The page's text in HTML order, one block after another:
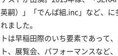
英嗣）」「でんぱ組.inc」など、
ました。
は早稲田際のいち要素であって
、展覧会、パフォーマンスなど